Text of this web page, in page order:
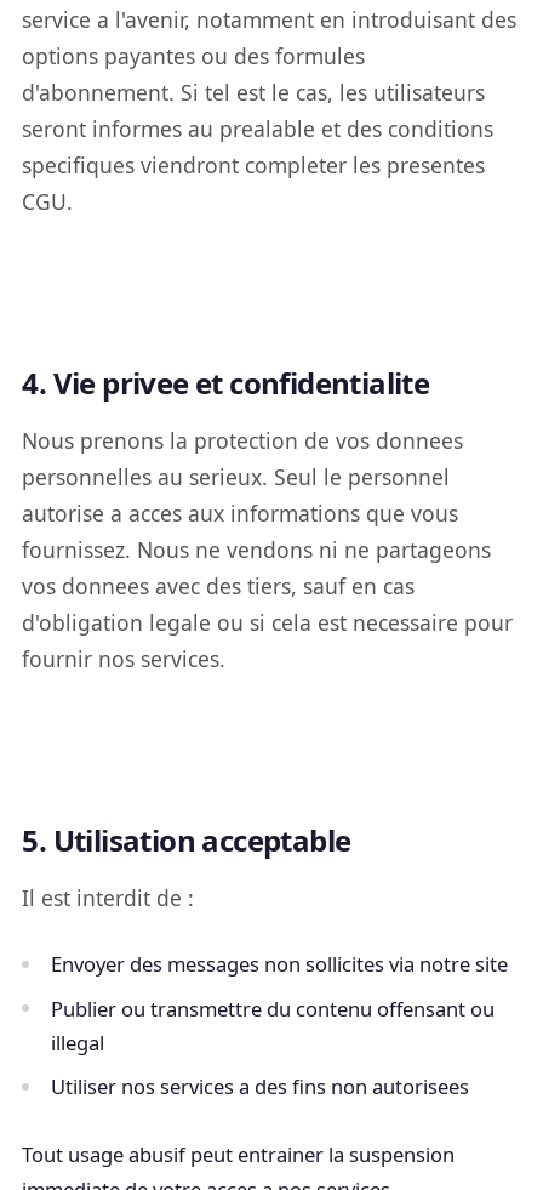
service a l'avenir, notamment en introduisant des
options payantes ou des formules
d'abonnement. Si tel est le cas, les utilisateurs
seront informes au prealable et des conditions
specifiques viendront completer les presentes
CGU.
4. Vie privee et confidentialite
Nous prenons la protection de vos donnees
personnelles au serieux. Seul le personnel
autorise a acces aux informations que vous
fournissez. Nous ne vendons ni ne partageons
vos donnees avec des tiers, sauf en cas
d'obligation legale ou si cela est necessaire pour
fournir nos services.
5. Utilisation acceptable
Il est interdit de :
Envoyer des messages non sollicites via notre site
Publier ou transmettre du contenu offensant ou
illegal
Utiliser nos services a des fins non autorisees
Tout usage abusif peut entrainer la suspension